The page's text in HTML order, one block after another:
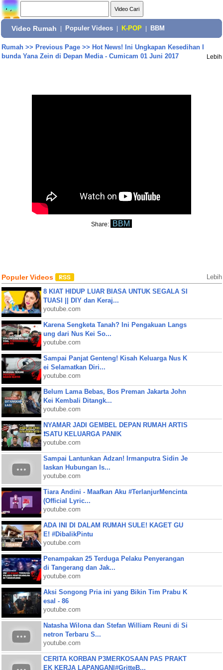
Video Rumah Populer Videos K-POP BBM
Rumah>> Previous Page>> Hot News! Ini Ungkapan Kesedihan I
bunda Yana Zein di Depan Media - Cumicam 01 Juni 2017
Lebih
Share: BBM
Populer Videos Lebih
8 KIAT HIDUP LUAR BIASA UNTUK SEGALA SI
TUASI || DIY dan Keraj...
youtube.com
Karena Sengketa Tanah? Ini Pengakuan Langs
ung dari Nus Kei So...
youtube.com
Sampai Panjat Genteng! Kisah Keluarga Nus K
ei Selamatkan Diri...
youtube.com
Belum Lama Bebas, Bos Preman Jakarta John
Kei Kembali Ditangk...
youtube.com
NYAMAR JADI GEMBEL DEPAN RUMAH ARTIS
❗SATU KELUARGA PANIK
youtube.com
Sampai Lantunkan Adzan! Irmanputra Sidin Je
laskan Hubungan Is...
youtube.com
Tiara Andini - Maafkan Aku #TerlanjurMencinta
(Official Lyric...
youtube.com
ADA INI DI DALAM RUMAH SULE! KAGET GU
E! #DibalikPintu
youtube.com
Penampakan 25 Terduga Pelaku Penyerangan
di Tangerang dan Jak...
youtube.com
Aksi Songong Pria ini yang Bikin Tim Prabu K
esal - 86
youtube.com
Natasha Wilona dan Stefan William Reuni di Si
netron Terbaru S...
youtube.com
CERITA KORBAN P3MERKOSAAN PAS PRAKT
EK KERJA LAPANGAN|#GritteB...